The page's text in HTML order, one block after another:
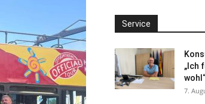
Service
„Ich
7.